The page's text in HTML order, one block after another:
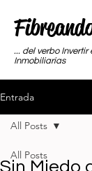
... del verbo Invertir
Inmobiliarias
Entrada
All Posts
All Posts
Sin Miedo